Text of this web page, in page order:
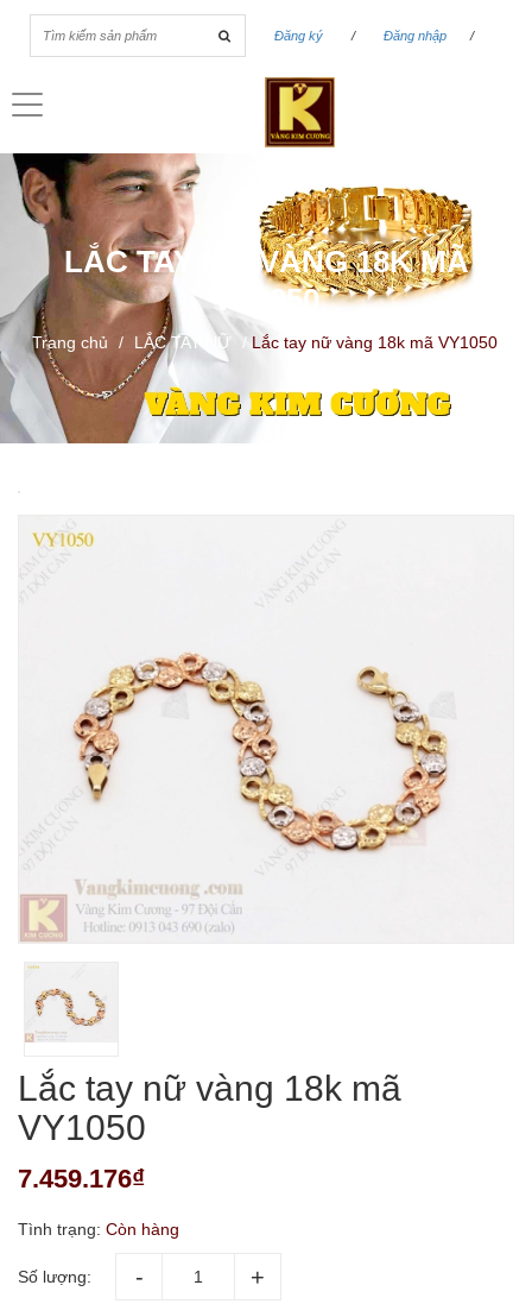
Đăng ký / Đăng nhập /
Toggle
LẮC TAY NỮ VÀNG 18K MÃ
VY1050
Trang chủ / LẮC TAY NỮ / Lắc tay nữ vàng 18k mã VY1050
Lắc tay nữ vàng 18k mã
VY1050
7.459.176₫
Tình trạng: Còn hàng
Số lượng: